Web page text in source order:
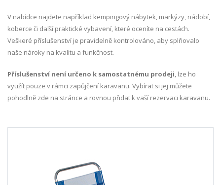
V nabídce najdete například kempingový nábytek, markýzy, nádobí,
koberce či další praktické vybavení, které oceníte na cestách.
Veškeré příslušenství je pravidelně kontrolováno, aby splňovalo
naše nároky na kvalitu a funkčnost.
Příslušenství není určeno k samostatnému prodeji, lze ho
využít pouze v rámci zapůjčení karavanu. Vybírat si jej můžete
pohodlně zde na stránce a rovnou přidat k vaší rezervaci karavanu.